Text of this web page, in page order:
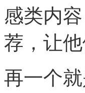
感类内
荐，让他
再一个